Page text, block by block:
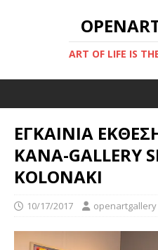
ART OF LIFE IS
ΕΓΚΑΙΝΙΑ
ΚΑΝΑ-GALLERY
KOLONAKI
10/17/2017 openartgallery